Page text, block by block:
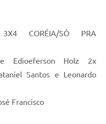
3X4 CORÉIA/SÓ PRA
Edioeferson Holz 2x
Santos e Leonardo
Francisco